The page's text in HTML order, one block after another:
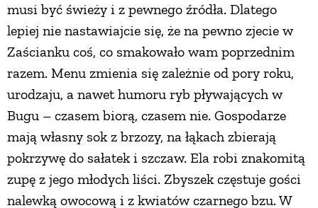
musi być świeży i z pewnego źródła. Dlatego
lepiej nie nastawiajcie się, że na pewno zjecie w
Zaścianku coś, co smakowało wam poprzednim
razem. Menu zmienia się zależnie od pory roku,
urodzaju, a nawet humoru ryb pływających w
Bugu – czasem biorą, czasem nie. Gospodarze
mają własny sok z brzozy, na łąkach zbierają
pokrzywę do sałatek i szczaw. Ela robi znakomitą
zupę z jego młodych liści. Zbyszek częstuje gości
nalewką owocową i z kwiatów czarnego bzu. W